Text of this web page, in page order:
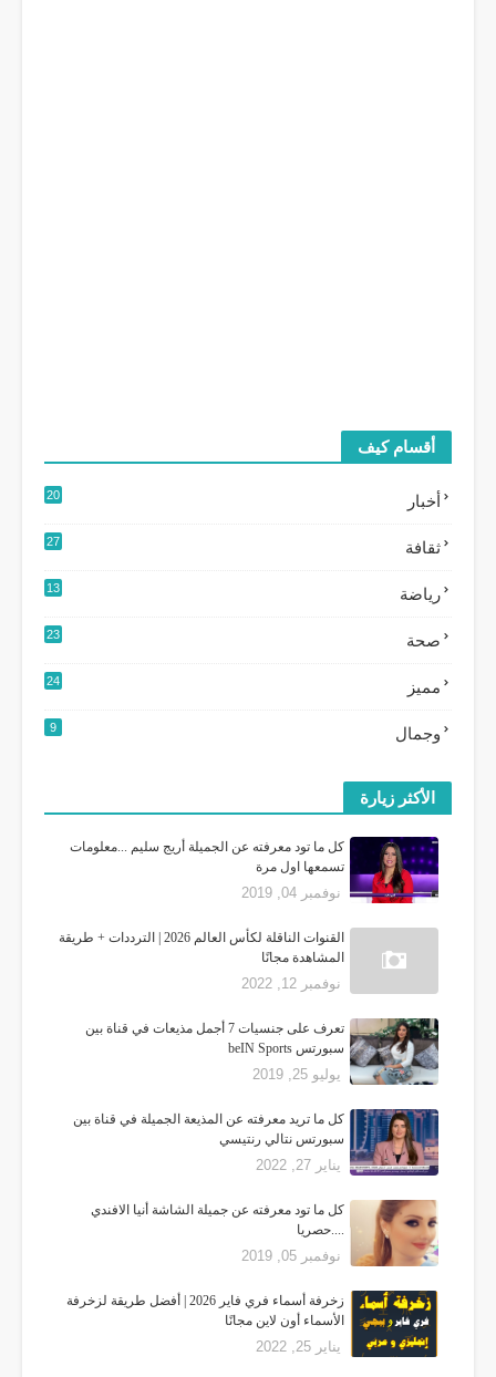
أقسام كيف
أخبار
20
ثقافة
27
رياضة
13
صحة 23
مميز
24
وجمال 9
الأكثر زيارة
كل ما تود معرفته عن الجميلة أريج سليم ...معلومات
تسمعها اول مرة
نوفمبر 04, 2019
القنوات الناقلة لكأس العالم 2026 | الترددات + طريقة
المشاهدة مجانًا
نوفمبر 12, 2022
تعرف على جنسيات 7 أجمل مذيعات في قناة بين
سبورتس beIN Sports
يوليو 25, 2019
كل ما تريد معرفته عن المذيعة الجميلة في قناة بين
سبورتس نتالي رنتيسي
يناير 27, 2022
كل ما تود معرفته عن جميلة الشاشة أنيا الافندي
....حصريا
نوفمبر 05, 2019
زخرفة أسماء فري فاير 2026 | أفضل طريقة لزخرفة
الأسماء أون لاين مجانًا
يناير 25, 2022